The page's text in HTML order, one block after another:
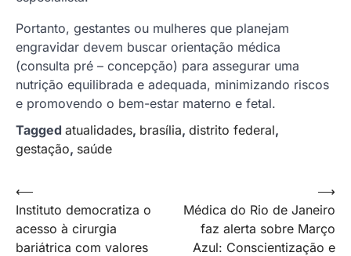
Portanto, gestantes ou mulheres que planejam
engravidar devem buscar orientação médica
(consulta pré – concepção) para assegurar uma
nutrição equilibrada e adequada, minimizando riscos
e promovendo o bem-estar materno e fetal.
Tagged atualidades, brasília, distrito federal,
gestação, saúde
Navegação
de
Post
⟵
Instituto democratiza o
acesso à cirurgia
bariátrica com valores
Médica do Rio de Janeiro
faz alerta sobre Março
Azul: Conscientização e
⟶